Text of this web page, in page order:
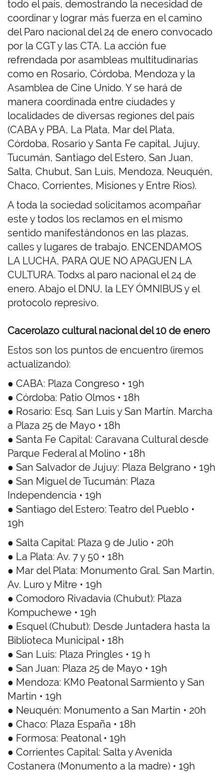
todo el país, demostrando la necesidad de
coordinar y lograr más fuerza en el camino
del Paro nacional del 24 de enero convocado
por la CGT y las CTA. La acción fue
refrendada por asambleas multitudinarias
como en Rosario, Córdoba, Mendoza y la
Asamblea de Cine Unido. Y se hará de
manera coordinada entre ciudades y
localidades de diversas regiones del país
(CABA y PBA, La Plata, Mar del Plata,
Córdoba, Rosario y Santa Fe capital, Jujuy,
Tucumán, Santiago del Estero, San Juan,
Salta, Chubut, San Luis, Mendoza, Neuquén,
Chaco, Corrientes, Misiones y Entre Ríos).
A toda la sociedad solicitamos acompañar
este y todos los reclamos en el mismo
sentido manifestándonos en las plazas,
calles y lugares de trabajo. ENCENDAMOS
LA LUCHA, PARA QUE NO APAGUEN LA
CULTURA. Todxs al paro nacional el 24 de
enero. Abajo el DNU, la LEY ÓMNIBUS y el
protocolo represivo.
Cacerolazo cultural nacional del 10 de enero
Estos son los puntos de encuentro (iremos
actualizando):
● CABA: Plaza Congreso • 19h
● Córdoba: Patio Olmos • 18h
● Rosario: Esq. San Luis y San Martín. Marcha
a Plaza 25 de Mayo • 18h
● Santa Fe Capital: Caravana Cultural desde
Parque Federal al Molino • 18h
● San Salvador de Jujuy: Plaza Belgrano • 19h
● San Miguel de Tucumán: Plaza
Independencia • 19h
● Santiago del Estero: Teatro del Pueblo •
19h
● Salta Capital: Plaza 9 de Julio • 20h
● La Plata: Av. 7 y 50 • 18h
● Mar del Plata: Monumento Gral. San Martín,
Av. Luro y Mitre • 19h
● Comodoro Rivadavia (Chubut): Plaza
Kompuchewe • 19h
● Esquel (Chubut): Desde Juntadera hasta la
Biblioteca Municipal • 18h
● San Luis: Plaza Pringles • 19 h
● San Juan: Plaza 25 de Mayo • 19h
● Mendoza: KM0 Peatonal Sarmiento y San
Martin • 19h
● Neuquén: Monumento a San Martín • 20h
● Chaco: Plaza España • 18h
● Formosa: Peatonal • 19h
● Corrientes Capital: Salta y Avenida
Costanera (Monumento a la madre) • 19h